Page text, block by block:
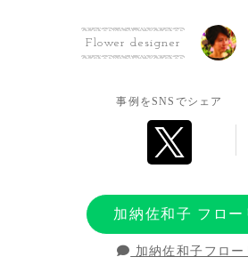
前回の誕生日にあげた
も感謝の気持ちを込め
Flower designer
事例をSNSでシェア
加納佐和子 フロ
加納佐和子フロ